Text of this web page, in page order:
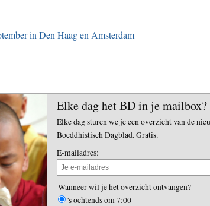
in Den Haag en Amsterdam
Elke dag het BD in je mailbox?
Elke dag sturen we je een overzicht van de
Boeddhistisch Dagblad. Gratis.
E-mailadres:
Wanneer wil je het overzicht ontvangen?
's ochtends om 7:00